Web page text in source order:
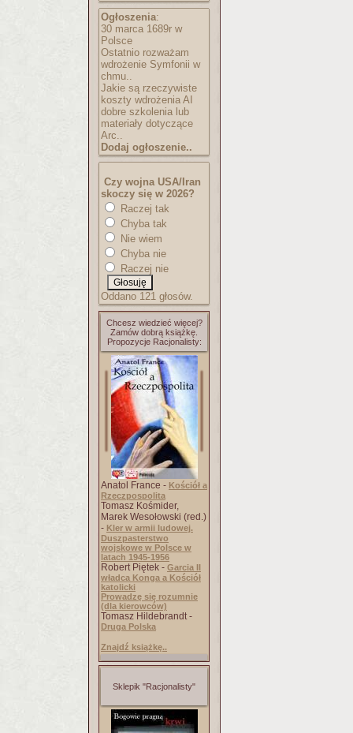
Ogłoszenia:
30 marca 1689r w
Polsce
Ostatnio rozważam
wdrożenie Symfonii w
chmu..
Jakie są rzeczywiste
koszty wdrożenia AI
dobre szkolenia lub
materiały dotyczące
Arc..
Dodaj ogłoszenie..
Czy wojna USA/Iran
skoczy się w 2026?
Raczej tak
Chyba tak
Nie wiem
Chyba nie
Raczej nie
Oddano 121 głosów.
Chcesz wiedzieć więcej?
Zamów dobrą książkę.
Propozycje Racjonalisty:
Anatol France - Kościół a
Rzeczpospolita
Tomasz Kośmider,
Marek Wesołowski (red.)
- Kler w armii ludowej.
Duszpasterstwo
wojskowe w Polsce w
latach 1945-1956
Robert Piętek - Garcia II
władca Konga a Kościół
katolicki
Prowadzę się rozumnie
(dla kierowców)
Tomasz Hildebrandt -
Druga Polska
Znajdź książkę..
Sklepik "Racjonalisty"